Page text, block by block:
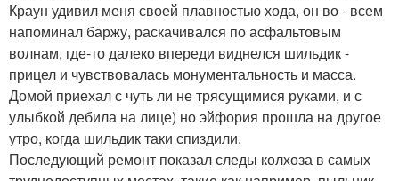
Краун удивил меня своей плавностью хода, он во - всем
напоминал баржу, раскачивался по асфальтовым
волнам, где-то далеко впереди виднелся шильдик -
прицел и чувствовалась монументальность и масса.
Домой приехал с чуть ли не трясущимися руками, и с
улыбкой дебила на лице) но эйфория прошла на другое
утро, когда шильдик таки спиздили.
Последующий ремонт показал следы колхоза в самых